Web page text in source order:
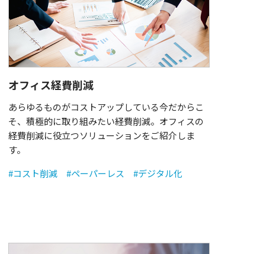
オフィス経費削減
あらゆるものがコストアップしている今だからこ
そ、積極的に取り組みたい経費削減。オフィスの
経費削減に役立つソリューションをご紹介しま
す。
#コスト削減
#ペーパーレス #デジタル化